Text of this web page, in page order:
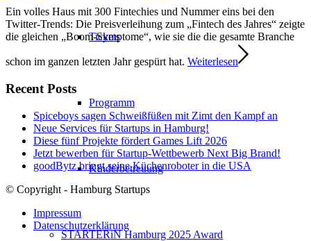
Tickets
Programm
Kinderbetreuung
STARTERiN Hamburg 2025 Award
Ein volles Haus mit 300 Fintechies und Nummer eins bei den
Twitter-Trends: Die Preisverleihung zum „Fintech des Jahres“ zeigte
die gleichen „Boom-Symptome“, wie sie die die gesamte Branche
schon im ganzen letzten Jahr gespürt hat. Weiterlesen
Recent Posts
Spiceboys sagen Schweißfüßen mit Zimt den Kampf an
Neue Services für Startups in Hamburg!
Diese fünf Projekte fördert Games Lift 2026
Jetzt bewerben für Startup-Wettbewerb Next Big Brand!
goodBytz bringt seine Küchenroboter in die USA
© Copyright - Hamburg Startups
Impressum
Datenschutzerklärung